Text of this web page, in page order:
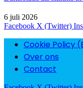
6 juli 2026
Facebook X (Twitter)
Cookie Policy
Over ons
Contact